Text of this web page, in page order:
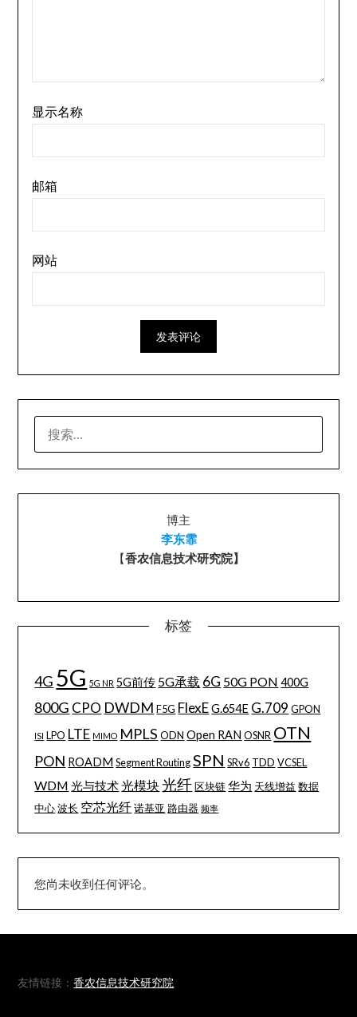
显示名称
邮箱
网站
索：
博主
李东霏
【香农信息技术研究院】
标签
4G 5G 5G NR 5G前传 5G承载 6G 50G PON 400G
800G CPO DWDM F5G FlexE G.654E G.709 GPON
ISI LPO LTE MIMO MPLS ODN Open RAN OSNR OTN
PON ROADM Segment Routing SPN SRv6 TDD VCSEL
WDM 光与技术 光模块光纤 区块链 华为 天线增益 数据
中心 波长 空芯光纤 诺基亚 路由器 频率
您尚未收到任何评论。
友情链接：香农信息技术研究院